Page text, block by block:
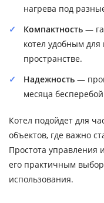
нагрева под
Компактность —
котел удобным
пространстве.
Надежность —
месяца
Котел подойдет для
объектов, где важно
Простота управления
его практичным
использования.